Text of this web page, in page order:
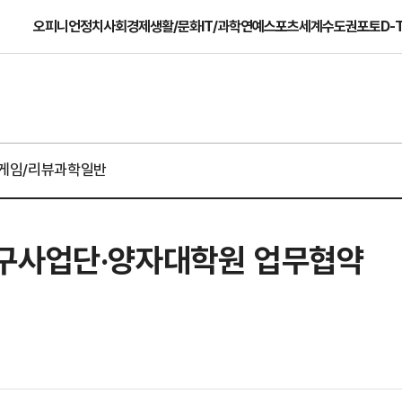
오피니언정치사회경제생활/문화IT/과학연예스포츠세계수도권포토D-
임/리뷰과학일반
업단·양자대학원 업무협약